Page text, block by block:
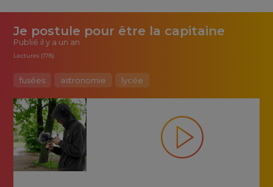
Je postule pour être la capitaine
Publié il y a un an
Lectures (178)
fusées astronomie lycée